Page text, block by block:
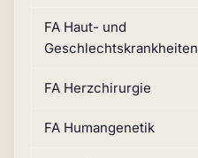
FA Haut- und
Geschlechtskrankheiten
FA Herzchirurgie
FA Humangenetik